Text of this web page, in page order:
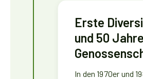
Erste
und 50 Jahre
In den 1970er und